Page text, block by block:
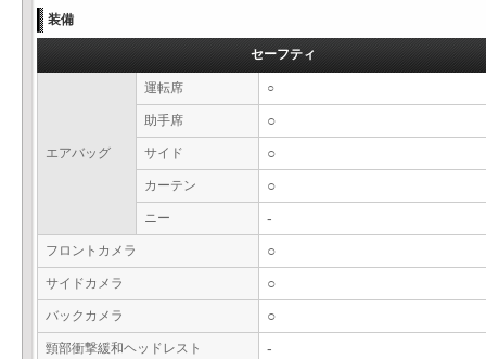
装備
セーフティ
エアバッグ
運転席 ○
助手席 ○
サイド ○
カーテン ○
ニー -
フロントカメラ ○
サイドカメラ ○
バックカメラ ○
頸部衝撃緩和ヘッドレスト -